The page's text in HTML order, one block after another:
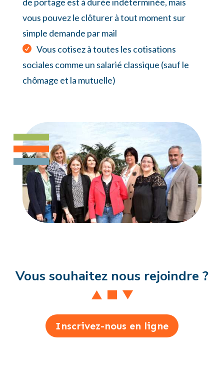
vous pouvez le clôturer à tout moment sur
simple demande par mail
Vous cotisez à toutes les cotisations
sociales comme un salarié classique (sauf le
chômage et la mutuelle)
Vous souhaitez nous rejoindre ?
Inscrivez-nous en ligne